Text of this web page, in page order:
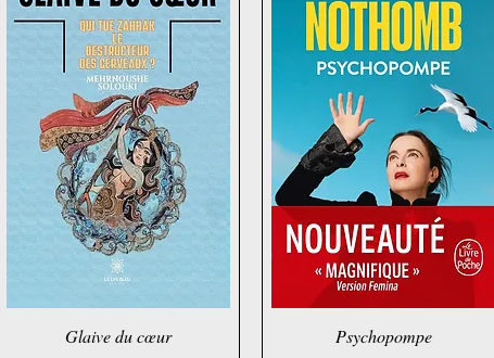
Schnellansicht
Glaive du cœur
Schnellansicht
Psychopompe